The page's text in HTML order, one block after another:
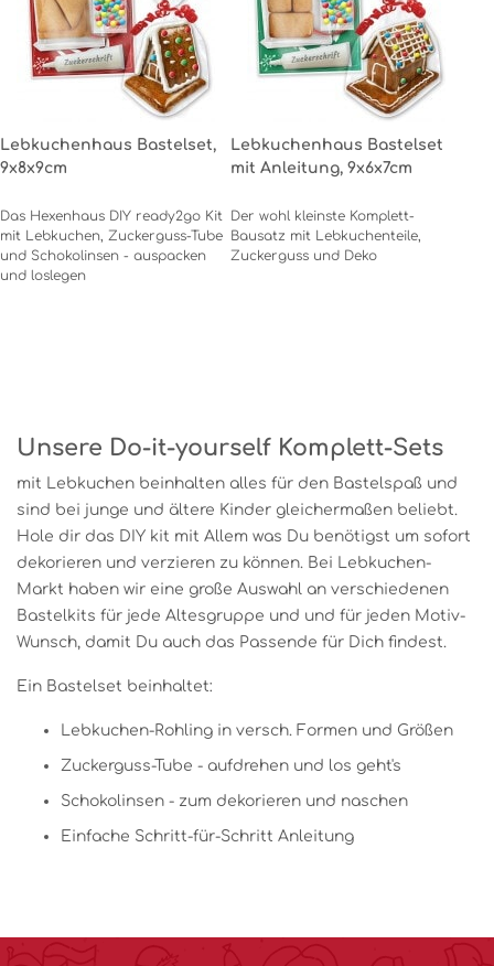
Lebkuchenhaus Bastelset,
9x8x9cm
Das Hexenhaus DIY ready2go Kit
mit Lebkuchen, Zuckerguss-Tube
und Schokolinsen - auspacken
und loslegen
Lebkuchenhaus Bastelset
mit Anleitung, 9x6x7cm
Der wohl kleinste Komplett-
Bausatz mit Lebkuchenteile,
Zuckerguss und Deko
Unsere Do-it-yourself Komplett-Sets
mit Lebkuchen beinhalten alles für den Bastelspaß und
sind bei junge und ältere Kinder gleichermaßen beliebt.
Hole dir das DIY kit mit Allem was Du benötigst um sofort
dekorieren und verzieren zu können. Bei Lebkuchen-
Markt haben wir eine große Auswahl an verschiedenen
Bastelkits für jede Altesgruppe und und für jeden Motiv-
Wunsch, damit Du auch das Passende für Dich findest.
Ein Bastelset beinhaltet:
Lebkuchen-Rohling in versch. Formen und Größen
Zuckerguss-Tube - aufdrehen und los geht's
Schokolinsen - zum dekorieren und naschen
Einfache Schritt-für-Schritt Anleitung